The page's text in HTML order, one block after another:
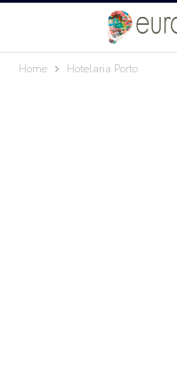
Home Hotelaria Porto